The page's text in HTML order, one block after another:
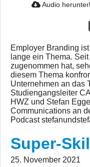
Audio
Employer Branding
lange ein Thema.
zugenommen hat,
diesem Thema
Unternehmen an das
Studiengangsleiter
HWZ und Stefan
Communications an
Podcast
Super-
25. November 2021